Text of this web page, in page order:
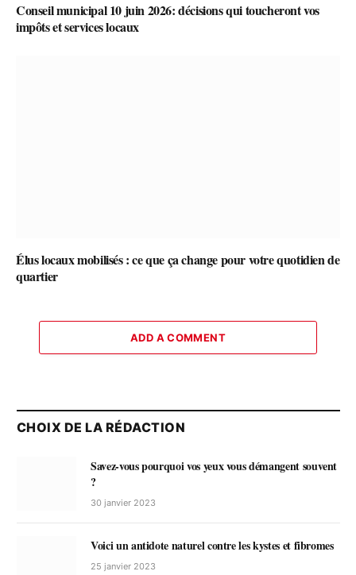
Conseil municipal 10 juin 2026: décisions qui toucheront vos
impôts et services locaux
Élus locaux mobilisés : ce que ça change pour votre quotidien de
quartier
ADD A COMMENT
CHOIX DE LA RÉDACTION
Savez-vous pourquoi vos yeux vous démangent souvent
?
30 janvier 2023
Voici un antidote naturel contre les kystes et fibromes
25 janvier 2023